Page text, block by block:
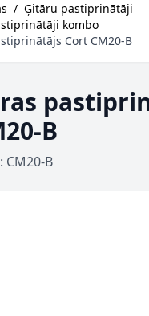
/ Ģitāru pastiprinātāji
kombo
Cort CM20-B
B
B